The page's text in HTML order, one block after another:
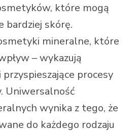
które mogą
bardziej skórę.
mineralne, które
– wykazują
przyspieszające procesy
Uniwersalność
wynika z tego, że
do każdego rodzaju